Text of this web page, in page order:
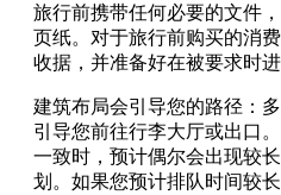
旅行前携带任何必要的文件
页纸。对于旅行前购买的消
收据，并准备好在被要求时进
建筑布局会引导您的路径：
引导您前往行李大厅或出口
一致时，预计偶尔会出现较
划。如果您预计排队时间较